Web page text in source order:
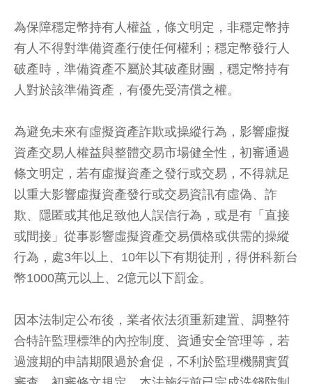
為保障穩定幣持有人權益，條文明定，非穩定幣持
有人不得對準備資產行使任何權利；穩定幣發行人
破產時，準備資產不屬於其破產財團，穩定幣持有
人對於該準備資產，有優先受清償之權。
為避免未來有虛擬資產詐欺或操縱行為，影響虛擬
資產交易人權益與整體交易市場健全性，初審通過
條文明定，若有虛擬資產之發行或交易，不得就足
以重大影響虛擬資產發行或交易資訊有虛偽、詐
欺、隱匿或其他足致他人誤信行為，或是有「直接
或間接」從事影響虛擬資產交易價格或供需的操縱
行為，處3年以上、10年以下有期徒刑，得併科新台
幣1000萬元以上、2億元以下罰金。
因本法制定公布後，業者依法須重新建置、調整符
合特許監理標準的內控制度、資通安全管理等，若
過渡期的申請期限過於倉促，不利於監理機關實質